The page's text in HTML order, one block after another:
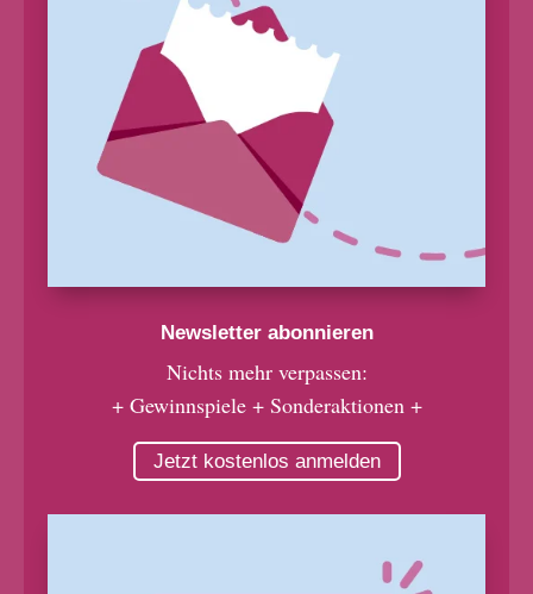
Newsletter abonnieren
Nichts mehr verpassen:
+ Gewinnspiele + Sonderaktionen +
Jetzt kostenlos anmelden